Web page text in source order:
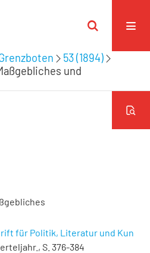
53 (1894)
und
für Politik, Literatur und Kun
S. 376-384